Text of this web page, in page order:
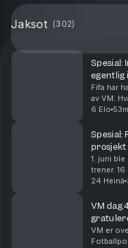
Jaksot (302)
Spesial:
egentlig
Fifa har
av VM.
steile
6 Elo
Spesial:
prosjekt
1. juni
trener.
denne
24 Heinä
VM dag
VM er